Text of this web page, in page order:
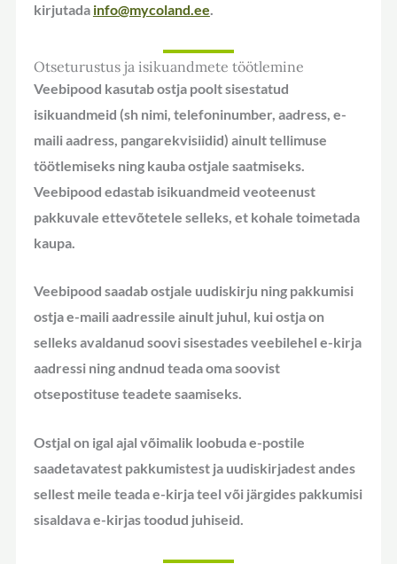
kirjutada info@mycoland.ee.
Otseturustus ja isikuandmete töötlemine
Veebipood kasutab ostja poolt sisestatud
isikuandmeid (sh nimi, telefoninumber, aadress, e-
maili aadress, pangarekvisiidid) ainult tellimuse
töötlemiseks ning kauba ostjale saatmiseks.
Veebipood edastab isikuandmeid veoteenust
pakkuvale ettevõtetele selleks, et kohale toimetada
kaupa.
Veebipood saadab ostjale uudiskirju ning pakkumisi
ostja e-maili aadressile ainult juhul, kui ostja on
selleks avaldanud soovi sisestades veebilehel e-kirja
aadressi ning andnud teada oma soovist
otsepostituse teadete saamiseks.
Ostjal on igal ajal võimalik loobuda e-postile
saadetavatest pakkumistest ja uudiskirjadest andes
sellest meile teada e-kirja teel või järgides pakkumisi
sisaldava e-kirjas toodud juhiseid.